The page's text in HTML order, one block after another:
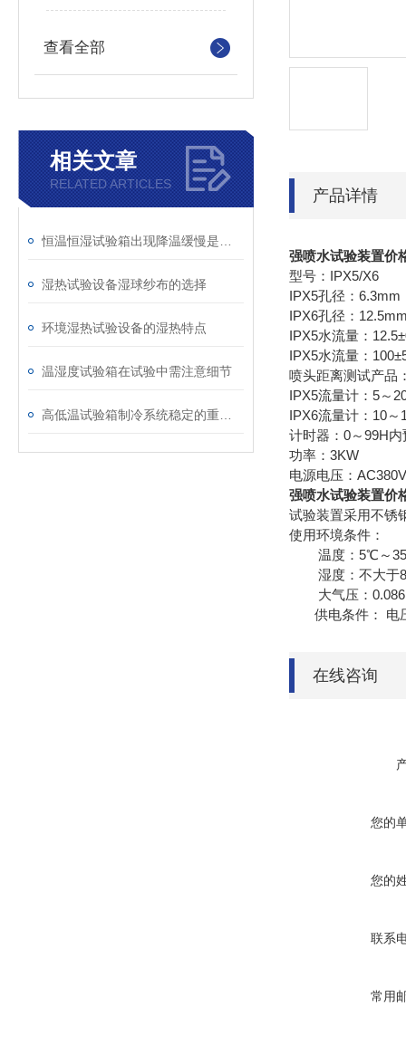
查看全部
相关文章
RELATED ARTICLES
湿热试验设备湿球纱布的选择
环境湿热试验设备的湿热特点
温湿度试验箱在试验中需注意细节
产品详情
强喷水试验装置价
型号：IPX5/X6
IPX5孔径：6.3mm
IPX6孔径：
IPX5水流量：
IPX5水流量：
喷头距离测试产品
IPX5流量计：5～
IPX6流量计：10～
计时器：0～99H内
功率：3KW
电源电压：
强喷水试验装置价
试验装置采用不锈
使用环境条件：
温度：5℃～
湿度：不大于
大气压：0.086
供电条件： 电
在线咨询
您的
您的
联系
常用